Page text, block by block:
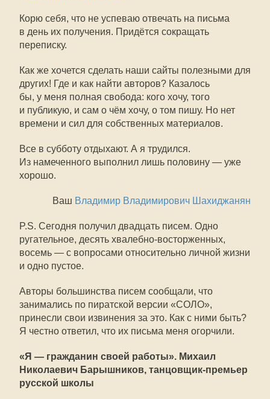
Корю себя, что не успеваю отвечать на письма
в день их получения. Придётся сокращать
переписку.
Как же хочется сделать наши сайты полезными для
других! Где и как найти авторов? Казалось
бы, у меня полная свобода: кого хочу, того
и публикую, и сам о чём хочу, о том пишу. Но нет
времени и сил для собственных материалов.
Все в субботу отдыхают. А я трудился.
Из намеченного выполнил лишь половину — уже
хорошо.
Ваш Владимир Владимирович Шахиджанян
P.S. Сегодня получил двадцать писем. Одно
ругательное, десять хвалебно-восторженных,
восемь — с вопросами относительно личной жизни
и одно пустое.
Авторы большинства писем сообщали, что
занимались по пиратской версии «СОЛО»,
принесли свои извинения за это. Как с ними быть?
Я честно ответил, что их письма меня огорчили.
«Я — гражданин своей работы». Михаил
Николаевич Барышников, танцовщик-премьер
русской школы